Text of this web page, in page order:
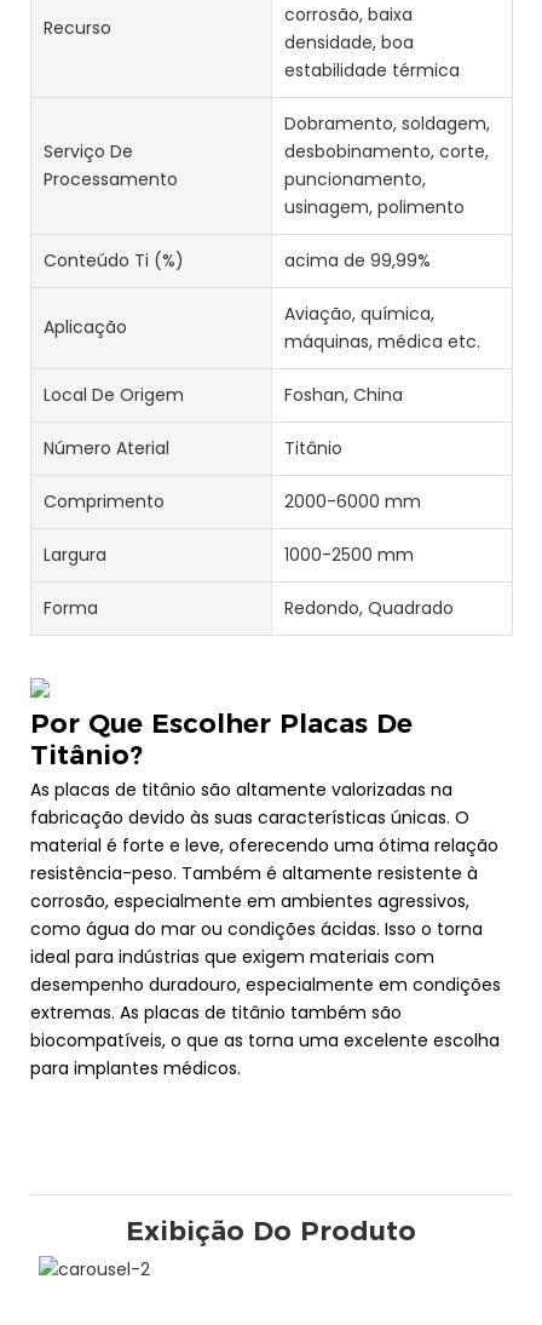
Recurso
corrosão, baixa
densidade, boa
estabilidade térmica
Serviço De
Processamento
Dobramento, soldagem,
desbobinamento, corte,
puncionamento,
usinagem, polimento
Conteúdo Ti (%) acima de 99,99%
Aplicação
Aviação, química,
máquinas, médica etc.
Local De Origem Foshan, China
Número Aterial Titânio
Comprimento 2000-6000 mm
Largura 1000-2500 mm
Forma Redondo, Quadrado
Por Que Escolher Placas De
Titânio?
As placas de titânio são altamente valorizadas na
fabricação devido às suas características únicas. O
material é forte e leve, oferecendo uma ótima relação
resistência-peso. Também é altamente resistente à
corrosão, especialmente em ambientes agressivos,
como água do mar ou condições ácidas. Isso o torna
ideal para indústrias que exigem materiais com
desempenho duradouro, especialmente em condições
extremas. As placas de titânio também são
biocompatíveis, o que as torna uma excelente escolha
para implantes médicos.
Exibição Do Produto